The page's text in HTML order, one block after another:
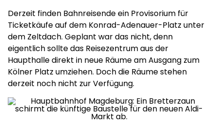
Derzeit finden Bahnreisende ein Provisorium für
Ticketkäufe auf dem Konrad-Adenauer-Platz unter
dem Zeltdach. Geplant war das nicht, denn
eigentlich sollte das Reisezentrum aus der
Haupthalle direkt in neue Räume am Ausgang zum
Kölner Platz umziehen. Doch die Räume stehen
derzeit noch nicht zur Verfügung.